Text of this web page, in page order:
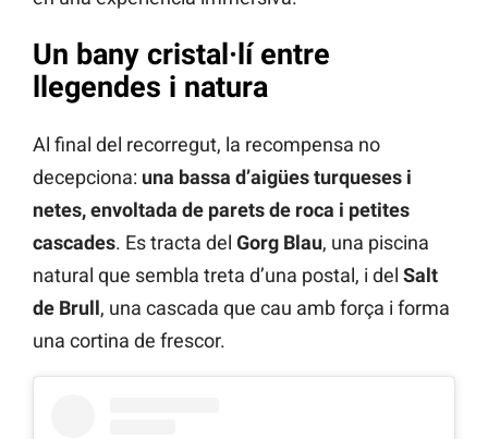
Un bany cristal·lí entre
llegendes i natura
Al final del recorregut, la recompensa no
decepciona: una bassa d’aigües turqueses i
netes, envoltada de parets de roca i petites
cascades. Es tracta del Gorg Blau, una piscina
natural que sembla treta d’una postal, i del Salt
de Brull, una cascada que cau amb força i forma
una cortina de frescor.